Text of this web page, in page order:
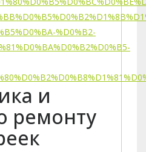
%D0%B2-
и
ремонту